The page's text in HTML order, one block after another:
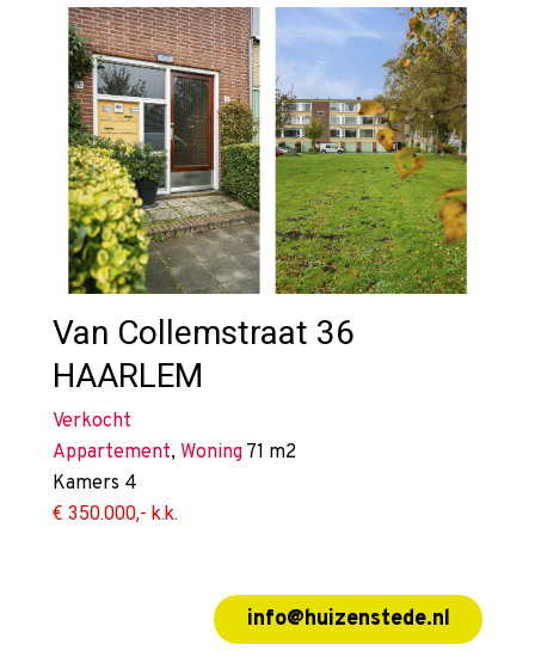
Van Collemstraat 36
HAARLEM
Verkocht
Appartement, Woning 71 m2
Kamers 4
€ 350.000,- k.k.
info@huizenstede.nl